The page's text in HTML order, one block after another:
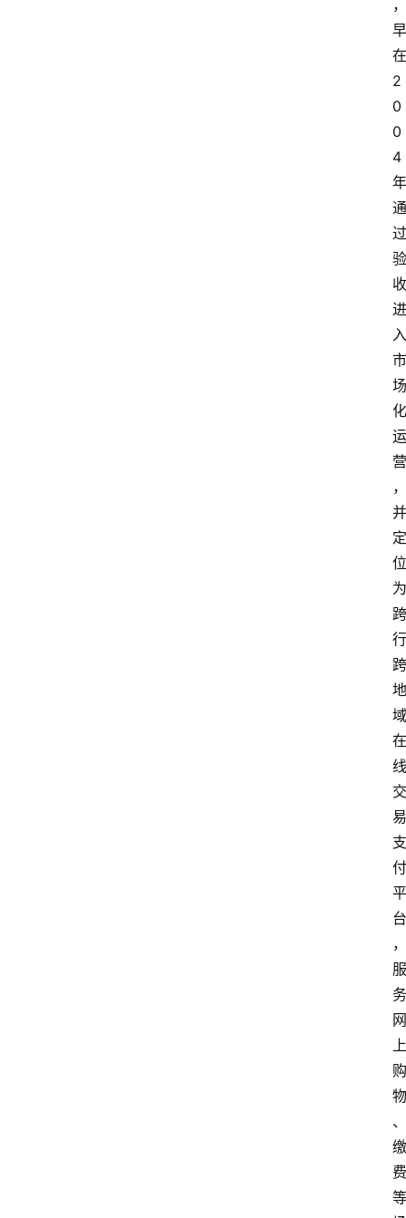
，
早
在
2
0
0
4
年
通
过
验
收
进
入
市
场
化
运
营
，
并
定
位
为
跨
行
跨
地
域
在
线
交
易
支
付
平
台
，
服
务
网
上
购
物
、
缴
费
等